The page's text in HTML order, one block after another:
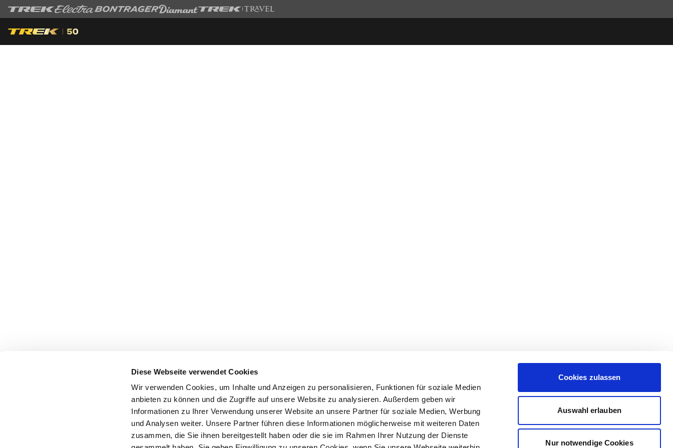
Diese Webseite verwendet Cookies
Wir verwenden Cookies, um Inhalte und Anzeigen zu personalisieren, Funktionen für soziale Medien
anbieten zu können und die Zugriffe auf unsere Website zu analysieren. Außerdem geben wir
Informationen zu Ihrer Verwendung unserer Website an unsere Partner für soziale Medien, Werbung
und Analysen weiter. Unsere Partner führen diese Informationen möglicherweise mit weiteren Daten
zusammen, die Sie ihnen bereitgestellt haben oder die sie im Rahmen Ihrer Nutzung der Dienste
Cookies zulassen
Auswahl erlauben
Nur notwendige Cookies